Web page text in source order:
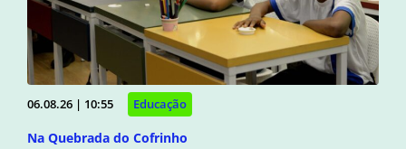
06.08.26 | 10:55 Educação
Na Quebrada do Cofrinho